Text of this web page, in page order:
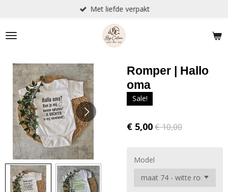
naar
de
Met liefde verpakt
Romper | Hallo
oma
Sale!
€ 5,00€ 10,00
Model